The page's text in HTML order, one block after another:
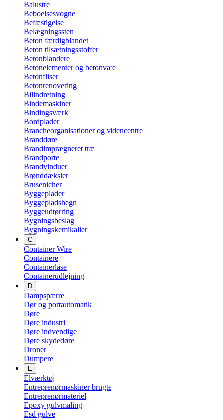
Balustre
Beboelsesvogne
Befæstigelse
Belægningssten
Beton færdigblandet
Beton tilsætningsstoffer
Betonblandere
Betonelementer og betonvare
Betonfliser
Betonrenovering
Bilindretning
Bindemaskiner
Bindingsværk
Bordplader
Brancheorganisationer og videncentre
Branddøre
Brandimprægneret træ
Brandporte
Brandvinduer
Brønddæksler
Brusenicher
Byggeplader
Byggepladshegn
Byggeudtørring
Bygningsbeslag
Bygningskemikalier
C
Container Wire
Containere
Containerlåse
Containerudlejning
D
Dampspærre
Dør og portautomatik
Døre
Døre industri
Døre indvendige
Døre skydedøre
Droner
Dumpere
E
Elværktøj
Entreprenørmaskiner brugte
Entreprenørmateriel
Epoxy gulvmaling
Esd gulve